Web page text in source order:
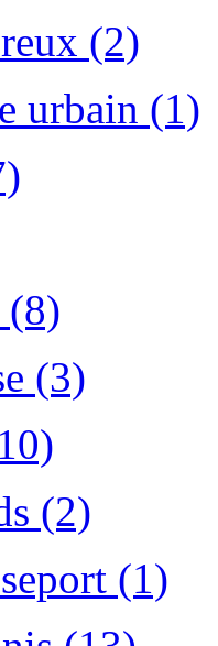
(2)
urbain (1)
(8)
(3)
(2)
(1)